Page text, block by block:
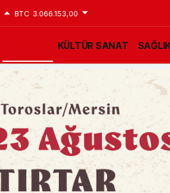
BTC 3.066.153,00
KÜLTÜR SANAT